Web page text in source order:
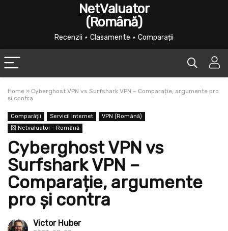
NetValuator
(Română)
Recenzii ⋆ Clasamente ⋆ Comparații
Home » Cyberghost VPN vs Surfshark VPN – Comparație, argumente pro
și contra
Comparății Servicii Internet
VPN (Română)
龱 Netvaluator - Română
Cyberghost VPN vs
Surfshark VPN –
Comparație, argumente
pro și contra
Victor Huber